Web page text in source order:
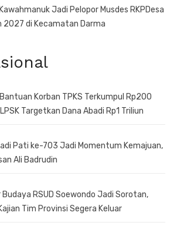
Jadi Pelopor Musdes RKPDesa
2027 di Kecamatan Darma
Korban TPKS Terkumpul Rp200
LPSK Targetkan Dana Abadi Rp1 Triliun
Pati ke-703 Jadi Momentum Kemajuan,
Ali Badrudin
Budaya RSUD Soewondo Jadi Sorotan,
Tim Provinsi Segera Keluar